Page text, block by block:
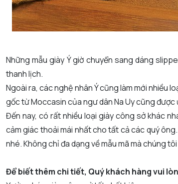
Những mẫu giày Ý giờ chuyển sang dáng
thanh lịch.
Ngoài ra, các nghệ nhân Ý cũng làm mới nhiều
gốc từ Moccasin của ngư dân Na Uy cũng
Đến nay, có rất nhiều loại giày công sở khác
cảm giác thoải mái nhất cho tất cả các quý
nhé. Không chỉ đa dạng về mẫu mã mà chúng
Để biết thêm chi tiết, Quý khách hàng vui